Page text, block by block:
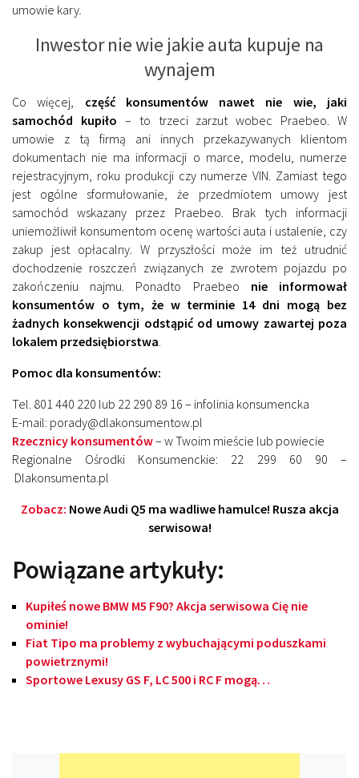
umowie kary.
Inwestor nie wie jakie auta kupuje na
wynajem
Co więcej, część konsumentów nawet nie wie, jaki
samochód kupiło – to trzeci zarzut wobec Praebeo. W
umowie z tą firmą ani innych przekazywanych klientom
dokumentach nie ma informacji o marce, modelu, numerze
rejestracyjnym, roku produkcji czy numerze VIN. Zamiast tego
jest ogólne sformułowanie, że przedmiotem umowy jest
samochód wskazany przez Praebeo. Brak tych informacji
uniemożliwił konsumentom ocenę wartości auta i ustalenie, czy
zakup jest opłacalny. W przyszłości może im też utrudnić
dochodzenie roszczeń związanych ze zwrotem pojazdu po
zakończeniu najmu. Ponadto Praebeo nie informował
konsumentów o tym, że w terminie 14 dni mogą bez
żadnych konsekwencji odstąpić od umowy zawartej poza
lokalem przedsiębiorstwa.
Pomoc dla konsumentów:
Tel. 801 440 220 lub 22 290 89 16 – infolinia konsumencka
E-mail: porady@dlakonsumentow.pl
Rzecznicy konsumentów– w Twoim mieście lub powiecie
Regionalne Ośrodki Konsumenckie: 22 299 60 90 –
Dlakonsumenta.pl
Zobacz: Nowe Audi Q5 ma wadliwe hamulce! Rusza akcja
serwisowa!
Powiązane artykuły:
Kupiłeś nowe BMW M5 F90? Akcja serwisowa Cię nie
ominie!
Fiat Tipo ma problemy z wybuchającymi poduszkami
powietrznymi!
Sportowe Lexusy GS F, LC 500 i RC F mogą…